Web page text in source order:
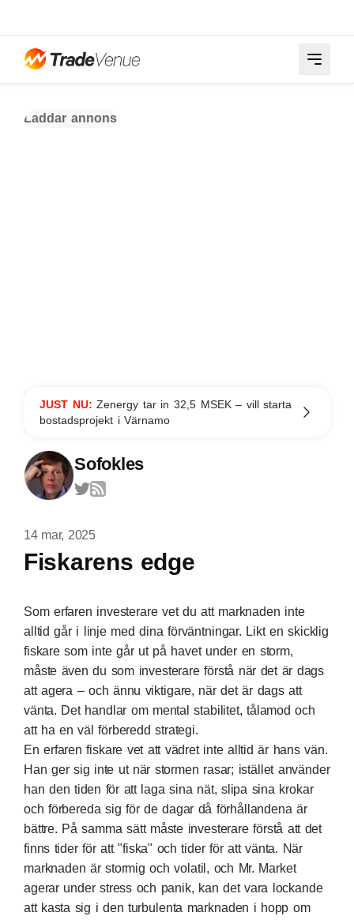
Laddar annons
JUST NU:Zenergy tar in 32,5 MSEK – vill starta
bostadsprojekt i Värnamo
Sofokles
14 mar, 2025
Fiskarens edge
Som erfaren investerare vet du att marknaden inte
alltid går i linje med dina förväntningar. Likt en skicklig
fiskare som inte går ut på havet under en storm,
måste även du som investerare förstå när det är dags
att agera – och ännu viktigare, när det är dags att
vänta. Det handlar om mental stabilitet, tålamod och
att ha en väl förberedd strategi.
En erfaren fiskare vet att vädret inte alltid är hans vän.
Han ger sig inte ut när stormen rasar; istället använder
han den tiden för att laga sina nät, slipa sina krokar
och förbereda sig för de dagar då förhållandena är
bättre. På samma sätt måste investerare förstå att det
finns tider för att "fiska" och tider för att vänta. När
marknaden är stormig och volatil, och Mr. Market
agerar under stress och panik, kan det vara lockande
att kasta sig i den turbulenta marknaden i hopp om